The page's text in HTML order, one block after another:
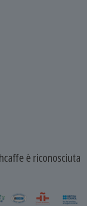
è riconosciuta